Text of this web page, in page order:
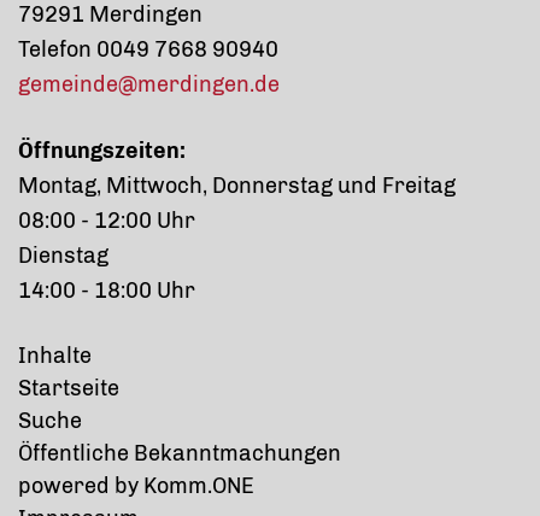
79291 Merdingen
Telefon 0049 7668 90940
gemeinde@merdingen.de
Öffnungszeiten:
Montag, Mittwoch, Donnerstag und Freitag
08:00 - 12:00 Uhr
Dienstag
14:00 - 18:00 Uhr
Inhalte
Startseite
Suche
Öffentliche Bekanntmachungen
powered by Komm.ONE